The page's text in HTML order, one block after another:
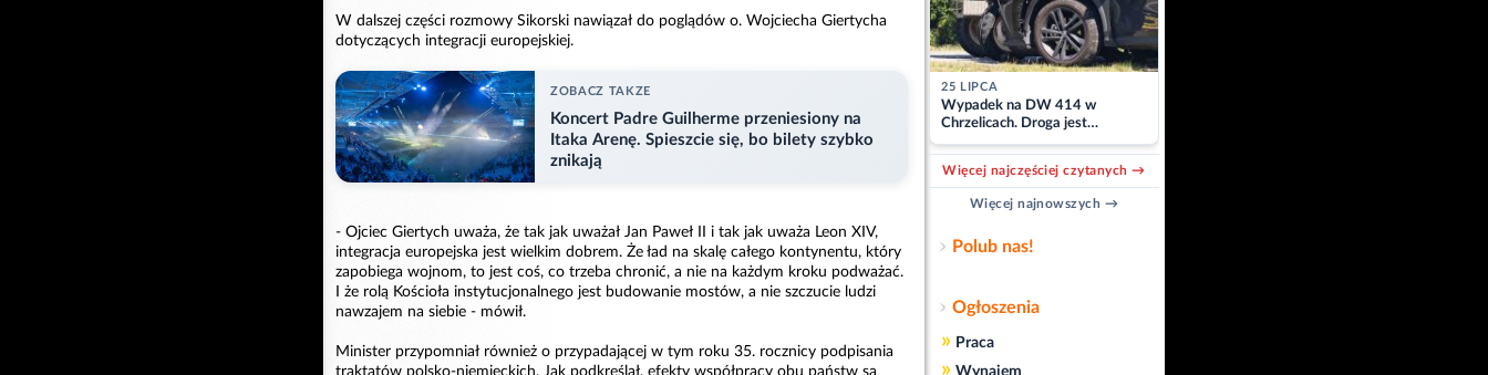
W dalszej części rozmowy Sikorski nawiązał do poglądów o. Wojciecha Giertycha
dotyczących integracji europejskiej.
ZOBACZ TAKZE
Koncert Padre Guilherme przeniesiony na
Itaka Arenę. Spieszcie się, bo bilety szybko
znikają
- Ojciec Giertych uważa, że tak jak uważał Jan Paweł II i tak jak uważa Leon XIV,
integracja europejska jest wielkim dobrem. Że ład na skalę całego kontynentu, który
zapobiega wojnom, to jest coś, co trzeba chronić, a nie na każdym kroku podważać.
I że rolą Kościoła instytucjonalnego jest budowanie mostów, a nie szczucie ludzi
nawzajem na siebie - mówił.
Minister przypomniał również o przypadającej w tym roku 35. rocznicy podpisania
traktatów polsko-niemieckich. Jak podkreślał, efekty współpracy obu państw są
25 LIPCA
Wypadek na DW 414 w
Chrzelicach. Droga jest
zablokowana
Więcej najczęściej czytanych →
Więcej najnowszych →
Polub nas!
Ogłoszenia
» Praca
»